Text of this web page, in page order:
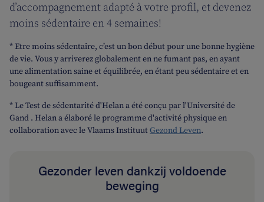
d’accompagnement adapté à votre profil, et devenez
moins sédentaire en 4 semaines!
* Etre moins sédentaire, c’est un bon début pour une bonne hygiène
de vie. Vous y arriverez globalement en ne fumant pas, en ayant
une alimentation saine et équilibrée, en étant peu sédentaire et en
bougeant suffisamment.
* Le Test de sédentarité d'Helan a été conçu par l'Université de
Gand . Helan a élaboré le programme d'activité physique en
collaboration avec le Vlaams InstituutGezond Leven.
Gezonder leven dankzij voldoende
beweging